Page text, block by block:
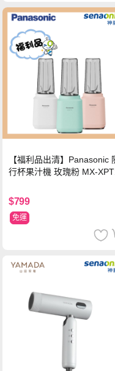
【福利品出清】Panasonic
行杯果汁機 玫瑰粉 MX-
$799
免運